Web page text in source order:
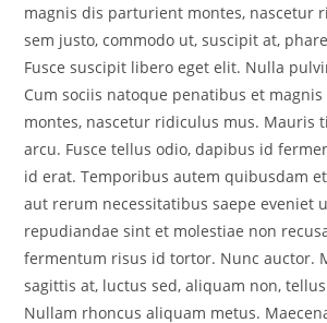
magnis dis parturient montes, nascetur
sem justo, commodo ut, suscipit at,
Fusce suscipit libero eget elit. Nulla
Cum sociis natoque penatibus et
montes, nascetur ridiculus mus. Mauris
arcu. Fusce tellus odio, dapibus id
id erat. Temporibus autem quibusdam
aut rerum necessitatibus saepe eveniet
repudiandae sint et molestiae non
fermentum risus id tortor. Nunc auctor.
sagittis at, luctus sed, aliquam non,
Nullam rhoncus aliquam metus.